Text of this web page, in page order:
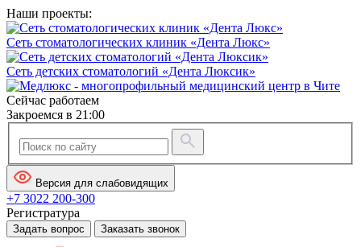
Наши проекты:
Сеть стоматологических клиник «Дента Люкс»
Сеть детских стоматологий «Дента Люксик»
Сейчас работаем
Закроемся в 21:00
Версия для слабовидящих
+7 3022 200-300
Регистратура
Задать вопрос Заказать звонок